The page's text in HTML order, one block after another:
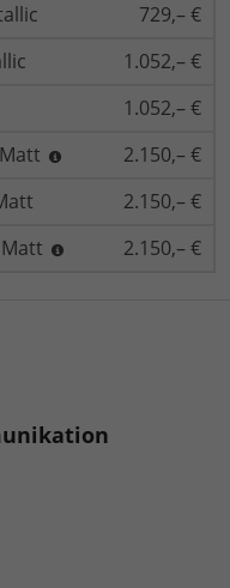
729,– €
1.052,– €
1.052,– €
2.150,– €
2.150,– €
2.150,– €